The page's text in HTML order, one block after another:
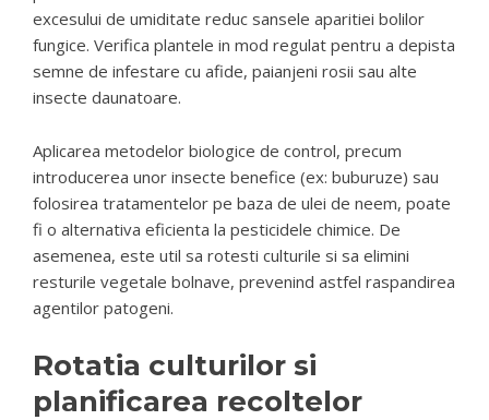
excesului de umiditate reduc sansele aparitiei bolilor
fungice. Verifica plantele in mod regulat pentru a depista
semne de infestare cu afide, paianjeni rosii sau alte
insecte daunatoare.
Aplicarea metodelor biologice de control, precum
introducerea unor insecte benefice (ex: buburuze) sau
folosirea tratamentelor pe baza de ulei de neem, poate
fi o alternativa eficienta la pesticidele chimice. De
asemenea, este util sa rotesti culturile si sa elimini
resturile vegetale bolnave, prevenind astfel raspandirea
agentilor patogeni.
Rotatia culturilor si
planificarea recoltelor